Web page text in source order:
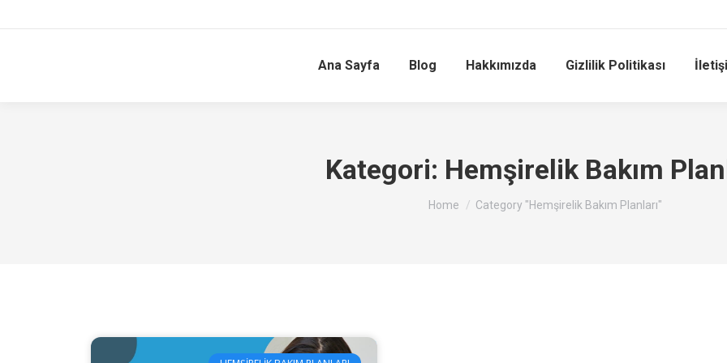
Ana Sayfa Blog Hakkımızda Gizlilik Politikası
Kategori: Hemşirelik Bakım
You are here:
Home Category "Hemşirelik Bakım Planları"